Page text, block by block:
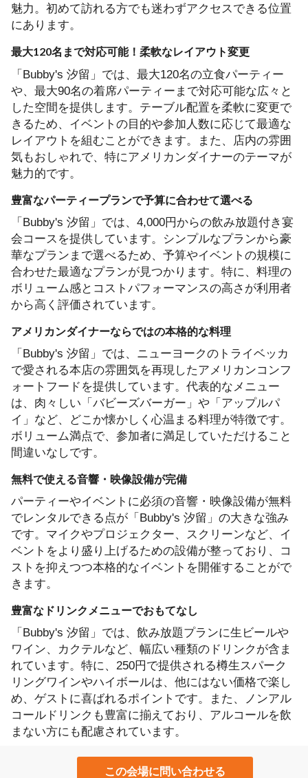
魅力。初めて訪れる方でも迷わずアクセスできる位置
にあります。
最大120名まで対応可能！柔軟なレイアウト変更
「Bubby's 汐留」では、最大120名の立食パーティー
や、最大90名の着席パーティーまで対応可能な広々と
した空間を提供します。テーブル配置を柔軟に変更で
きるため、イベントの目的や参加人数に応じて最適な
レイアウトを組むことができます。また、店内の雰囲
気もおしゃれで、特にアメリカンダイナーのテーマが
魅力的です。
豊富なパーティープランで予算に合わせて選べる
「Bubby's 汐留」では、4,000円からの飲み放題付き宴
会コースを提供しています。シンプルなプランから豪
華なプランまで選べるため、予算やイベントの規模に
合わせた最適なプランが見つかります。特に、料理の
ボリューム感とコストパフォーマンスの高さが利用者
から高く評価されています。
アメリカンダイナーならではの本格的な料理
「Bubby's 汐留」では、ニューヨークのトライベッカ
で愛される本店の雰囲気を再現したアメリカンコンフ
ォートフードを提供しています。代表的なメニュー
は、肉々しい「バビーズバーガー」や「アップルパ
イ」など、どこか懐かしく心温まる料理が特徴です。
ボリューム満点で、参加者に満足していただけること
間違いなしです。
無料で使える音響・映像設備が完備
パーティーやイベントに必須の音響・映像設備が無料
でレンタルできる点が「Bubby's 汐留」の大きな強み
です。マイクやプロジェクター、スクリーンなど、イ
ベントをより盛り上げるための設備が整っており、コ
ストを抑えつつ本格的なイベントを開催することがで
きます。
豊富なドリンクメニューでおもてなし
「Bubby's 汐留」では、飲み放題プランに生ビールや
ワイン、カクテルなど、幅広い種類のドリンクが含ま
れています。特に、250円で提供される樽生スパーク
リングワインやハイボールは、他にはない価格で楽し
め、ゲストに喜ばれるポイントです。また、ノンアル
コールドリンクも豊富に揃えており、アルコールを飲
まない方にも配慮されています。
この会場に問い合わせる